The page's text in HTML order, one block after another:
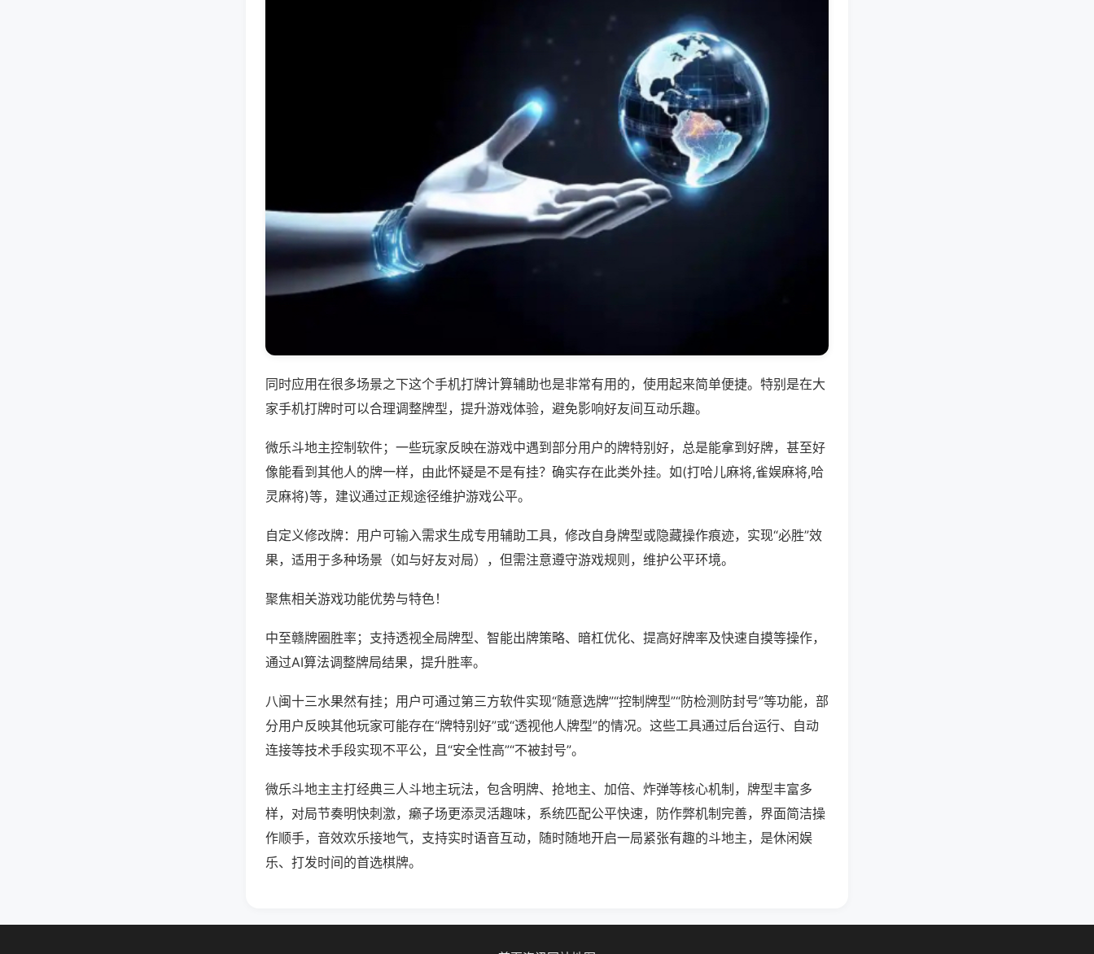
同时应用在很多场景之下这个手机打牌计算辅助也是非常有用的，使用起来简单便捷。特别是在大
家手机打牌时可以合理调整牌型，提升游戏体验，避免影响好友间互动乐趣。
微乐斗地主控制软件；一些玩家反映在游戏中遇到部分用户的牌特别好，总是能拿到好牌，甚至好
像能看到其他人的牌一样，由此怀疑是不是有挂？确实存在此类外挂。如(打哈儿麻将,雀娱麻将,哈
灵麻将)等，建议通过正规途径维护游戏公平。
自定义修改牌：用户可输入需求生成专用辅助工具，修改自身牌型或隐藏操作痕迹，实现“必胜”效
果，适用于多种场景（如与好友对局），但需注意遵守游戏规则，维护公平环境。
聚焦相关游戏功能优势与特色！
中至赣牌圈胜率；支持透视全局牌型、智能出牌策略、暗杠优化、提高好牌率及快速自摸等操作，
通过AI算法调整牌局结果，提升胜率。
八闽十三水果然有挂；用户可通过第三方软件实现“随意选牌”“控制牌型”“防检测防封号”等功能，部
分用户反映其他玩家可能存在“牌特别好”或“透视他人牌型”的情况。这些工具通过后台运行、自动
连接等技术手段实现不平公，且“安全性高”“不被封号”。
微乐斗地主主打经典三人斗地主玩法，包含明牌、抢地主、加倍、炸弹等核心机制，牌型丰富多
样，对局节奏明快刺激，癞子场更添灵活趣味，系统匹配公平快速，防作弊机制完善，界面简洁操
作顺手，音效欢乐接地气，支持实时语音互动，随时随地开启一局紧张有趣的斗地主，是休闲娱
乐、打发时间的首选棋牌。